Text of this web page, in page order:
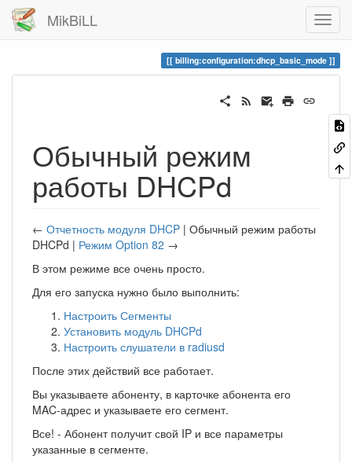
MikBiLL
billing:configuration:dhcp_basic_mode
Обычный режим
работы DHCPd
← Отчетность модуля DHCP | Обычный режим работы
DHCPd | Режим Option 82 →
В этом режиме все очень просто.
Для его запуска нужно было выполнить:
Настроить Сегменты
Установить модуль DHCPd
Настроить слушатели в radiusd
После этих действий все работает.
Вы указываете абоненту, в карточке абонента его
MAC-адрес и указываете его сегмент.
Все! - Абонент получит свой IP и все параметры
указанные в сегменте.